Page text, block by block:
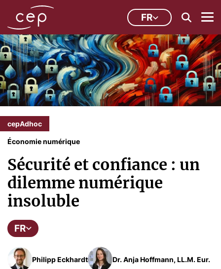
FR
cepAdhoc
Économie numérique
Sécurité et confiance : un
dilemme numérique
insoluble
FR
Philipp Eckhardt Dr. Anja Hoffmann, LL.M. Eur.